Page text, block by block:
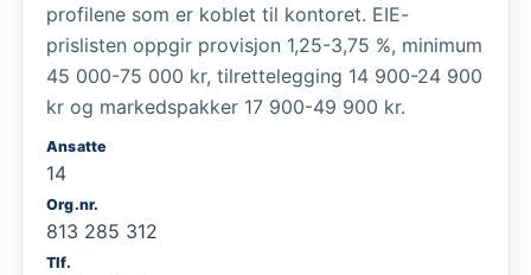
profilene som er koblet til kontoret. EIE-
prislisten oppgir provisjon 1,25-3,75 %, minimum
45 000-75 000 kr, tilrettelegging 14 900-24 900
kr og markedspakker 17 900-49 900 kr.
Ansatte
14
Org.nr.
813 285 312
Tlf.